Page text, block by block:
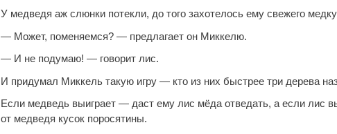
У медведя аж слюнки потекли, до того захотелось ему свежего
— Может, поменяемся? — предлагает он Миккелю.
— И не подумаю! — говорит лис.
И придумал Миккель такую игру — кто из них быстрее три дерева
Если медведь выиграет — даст ему лис мёда отведать, а если лис
от медведя кусок поросятины.